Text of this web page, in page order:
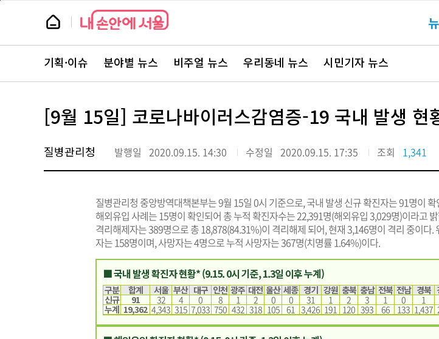
본
뉴
스 요
뉴
스
주
서
바
로
기획·이슈 분야별 뉴스 비주얼 뉴스 우리동네 뉴스 시민기자 뉴스
[9월 15일] 코로나바이러스감염증-19 국내 발생 현
질병관리청 발행일 2020.09.15. 14:30 수정일 2020.09.15. 17:35 조회 1,341
질병관리청 중앙방역대책본부는 9월 15일 0시 기준으로, 국내 발생 신규 확진자는 91명이
해외유입 사례는 15명이 확인되어 총 누적 확진자수는 22,391명(해외유입 3,029명)이라고
격리해제자는 389명으로 총 18,878(84.31%)이 격리해제 되어, 현재 3,146명이 격리 중이다.
자는 158명이며, 사망자는 4명으로 누적 사망자는 367명(치명률 1.64%)이다.
■ 국내 발생 확진자 현황* (9.15. 0시 기준, 1.3일 이후 누계)
구분 합계 서울 부산 대구 인천 광주 대전 울산 세종 경기 강원 충북 충남 전북 전남 경북
신규
91 32 4 0 8 1 2 0 0 31 1 2 3 1 0 1
누계 19,362 4,343 315 7,033 750 432 318 105 61 3,426 191 120 393 66 133 1,437
페